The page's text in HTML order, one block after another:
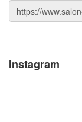
Instagram